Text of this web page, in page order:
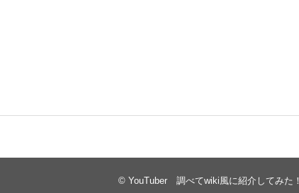
© YouTuber 調べてwiki風に紹介してみた！